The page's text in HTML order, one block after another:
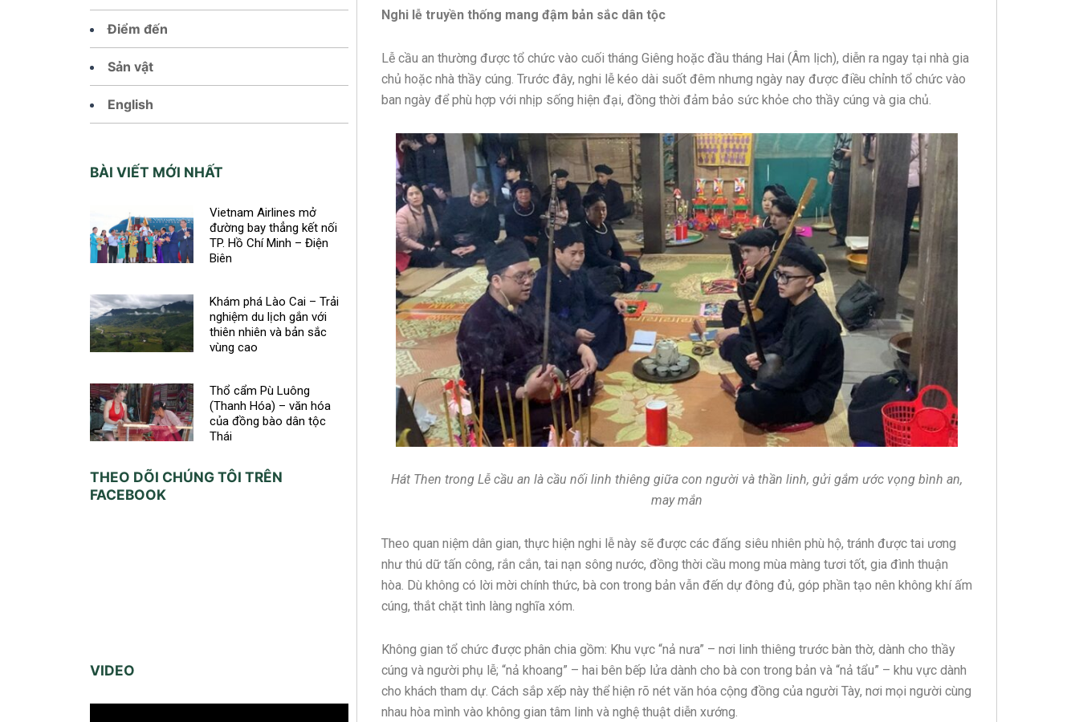
Điểm đến
Sản vật
English
BÀI VIẾT MỚI NHẤT
Vietnam Airlines mở
đường bay thẳng kết nối
TP. Hồ Chí Minh – Điện
Biên
Khám phá Lào Cai – Trải
nghiệm du lịch gắn với
thiên nhiên và bản sắc
vùng cao
Thổ cẩm Pù Luông
(Thanh Hóa) – văn hóa
của đồng bào dân tộc
Thái
THEO DÕI CHÚNG TÔI TRÊN
FACEBOOK
VIDEO
Nghi lễ truyền thống mang đậm bản sắc dân tộc
Lễ cầu an thường được tổ chức vào cuối tháng Giêng hoặc đầu tháng Hai (Âm lịch), diễn ra ngay tại nhà gia
chủ hoặc nhà thầy cúng. Trước đây, nghi lễ kéo dài suốt đêm nhưng ngày nay được điều chỉnh tổ chức vào
ban ngày để phù hợp với nhịp sống hiện đại, đồng thời đảm bảo sức khỏe cho thầy cúng và gia chủ.
Hát Then trong Lễ cầu an là cầu nối linh thiêng giữa con người và thần linh, gửi gắm ước vọng bình an,
may mắn
Theo quan niệm dân gian, thực hiện nghi lễ này sẽ được các đấng siêu nhiên phù hộ, tránh được tai ương
như thú dữ tấn công, rắn cắn, tai nạn sông nước, đồng thời cầu mong mùa màng tươi tốt, gia đình thuận
hòa. Dù không có lời mời chính thức, bà con trong bản vẫn đến dự đông đủ, góp phần tạo nên không khí ấm
cúng, thắt chặt tình làng nghĩa xóm.
Không gian tổ chức được phân chia gồm: Khu vực “nả nưa” – nơi linh thiêng trước bàn thờ, dành cho thầy
cúng và người phụ lễ; “nả khoang” – hai bên bếp lửa dành cho bà con trong bản và “nả tẩu” – khu vực dành
cho khách tham dự. Cách sắp xếp này thể hiện rõ nét văn hóa cộng đồng của người Tày, nơi mọi người cùng
nhau hòa mình vào không gian tâm linh và nghệ thuật diễn xướng.